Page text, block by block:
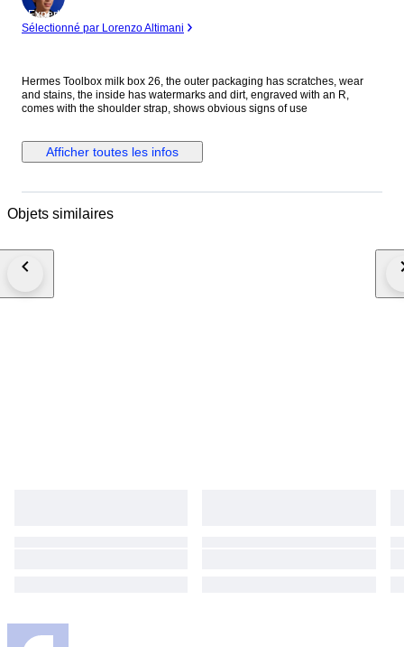
Expert
Sélectionné par Lorenzo Altimani
Hermes Toolbox milk box 26, the outer packaging has scratches, wear
and stains, the inside has watermarks and dirt, engraved with an R,
comes with the shoulder strap, shows obvious signs of use
Afficher toutes les infos
Objets similaires